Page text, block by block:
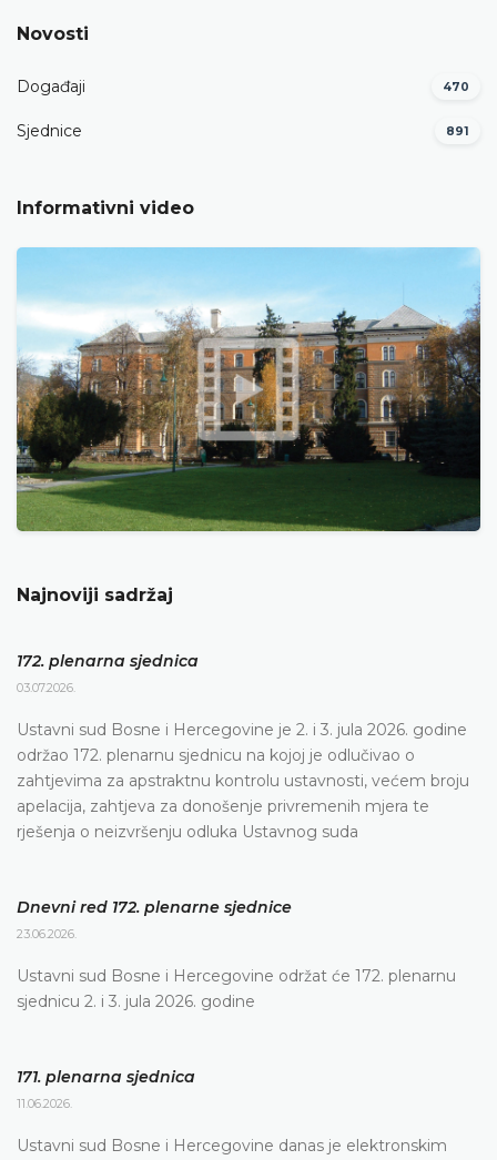
Novosti
Događaji 470
Sjednice 891
Informativni video
Najnoviji sadržaj
172. plenarna sjednica
03.07.2026.
Ustavni sud Bosne i Hercegovine je 2. i 3. jula 2026. godine
održao 172. plenarnu sjednicu na kojoj je odlučivao o
zahtjevima za apstraktnu kontrolu ustavnosti, većem broju
apelacija, zahtjeva za donošenje privremenih mjera te
rješenja o neizvršenju odluka Ustavnog suda
Dnevni red 172. plenarne sjednice
23.06.2026.
Ustavni sud Bosne i Hercegovine održat će 172. plenarnu
sjednicu 2. i 3. jula 2026. godine
171. plenarna sjednica
11.06.2026.
Ustavni sud Bosne i Hercegovine danas je elektronskim